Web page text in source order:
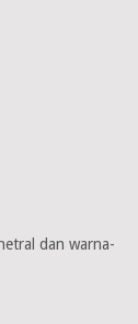
dan warna-